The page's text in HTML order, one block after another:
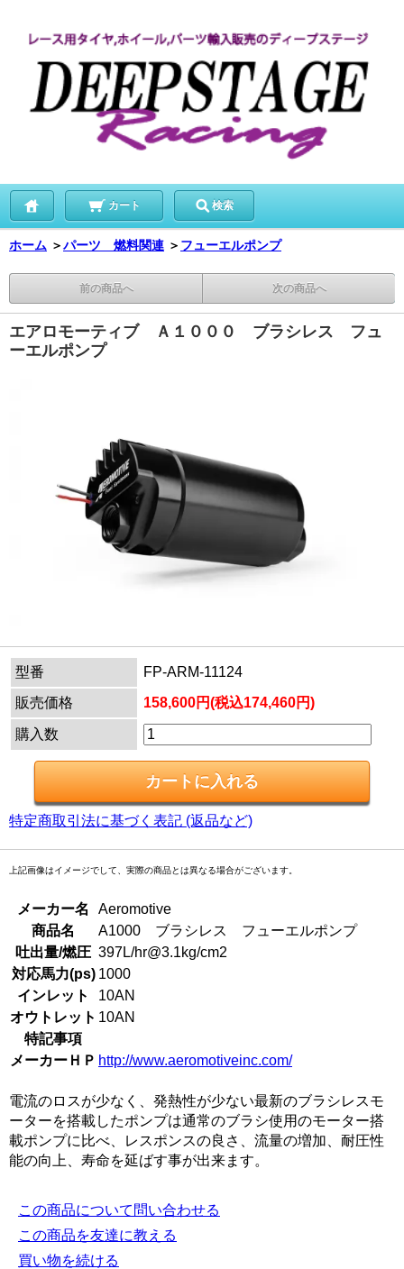
カート 検索
ホーム ＞パーツ 燃料関連 ＞ フューエルポンプ
前の商品へ 次の商品へ
エアロモーティブ Ａ１０００ ブラシレス フュ
ーエルポンプ
型番
FP-ARM-11124
販売価格
158,600円(税込174,460円)
購入数
特定商取引法に基づく表記 (返品など)
上記画像はイメージでして、実際の商品とは異なる場合がございます。
メーカー名
Aeromotive
商品名
A1000 ブラシレス フューエルポンプ
吐出量/燃圧 397L/hr@3.1kg/cm2
対応馬力(ps) 1000
インレット
10AN
オウトレット 10AN
特記事項
メーカーＨＰ http://www.aeromotiveinc.com/
電流のロスが少なく、発熱性が少ない最新のブラシレスモ
ーターを搭載したポンプは通常のブラシ使用のモーター搭
載ポンプに比べ、レスポンスの良さ、流量の増加、耐圧性
能の向上、寿命を延ばす事が出来ます。
この商品について問い合わせる
この商品を友達に教える
買い物を続ける